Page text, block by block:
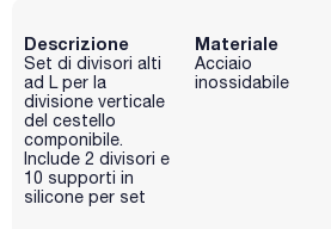
Descrizione
Set di divisori alti
ad L per la
divisione verticale
del cestello
componibile.
Include 2 divisori e
10 supporti in
silicone per set
Materiale
Acciaio
inossidabile